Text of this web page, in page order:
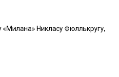
Никласу Фюллькругу,